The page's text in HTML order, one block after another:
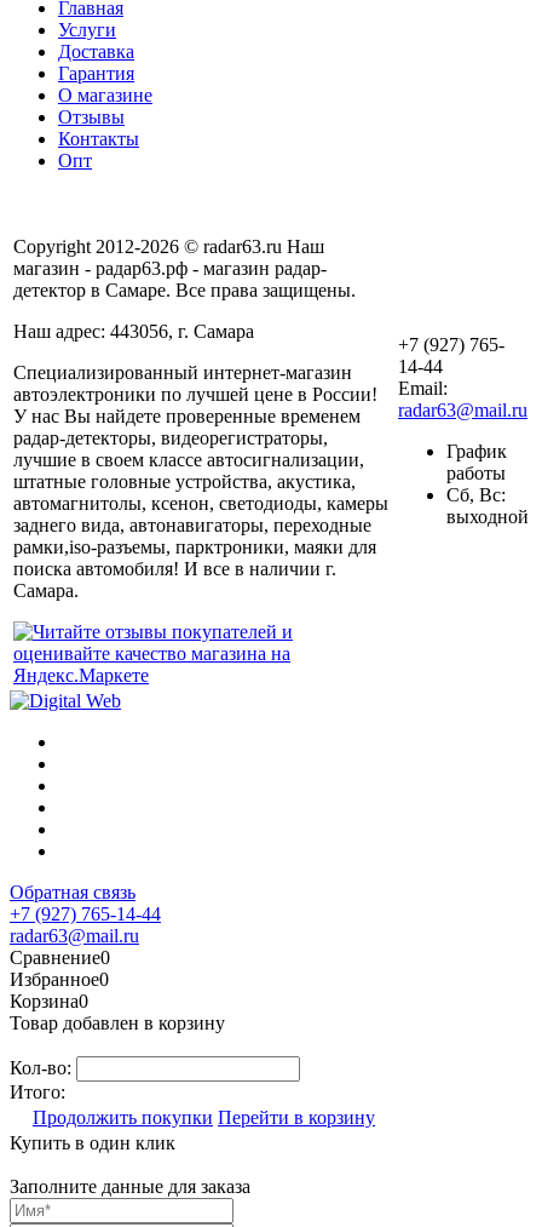
Главная
Услуги
Доставка
Гарантия
О магазине
Отзывы
Контакты
Опт
Copyright 2012-2026 © radar63.ru Наш
магазин - радар63.рф - магазин радар-
детектор в Самаре. Все права защищены.
Наш адрес: 443056, г. Самара
Специализированный интернет-магазин
автоэлектроники по лучшей цене в России!
У нас Вы найдете проверенные временем
радар-детекторы, видеорегистраторы,
лучшие в своем классе автосигнализации,
штатные головные устройства, акустика,
автомагнитолы, ксенон, светодиоды, камеры
заднего вида, автонавигаторы, переходные
рамки,iso-разъемы, парктроники, маяки для
поиска автомобиля! И все в наличии г.
Самара.
+7 (927) 765-
14-44
Email:
radar63@mail.ru
График
работы
Сб, Вс:
выходной
Обратная связь
+7 (927) 765-14-44
radar63@mail.ru
Сравнение0
Избранное0
Корзина0
Товар добавлен в корзину
Кол-во:
Итого:
Продолжить покупки Перейти в корзину
Купить в один клик
Заполните данные для заказа